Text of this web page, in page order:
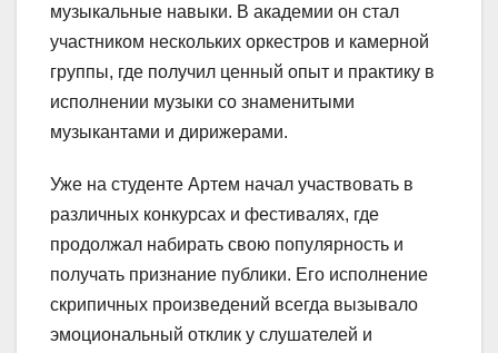
музыкальные навыки. В академии он стал
участником нескольких оркестров и камерной
группы, где получил ценный опыт и практику в
исполнении музыки со знаменитыми
музыкантами и дирижерами.
Уже на студенте Артем начал участвовать в
различных конкурсах и фестивалях, где
продолжал набирать свою популярность и
получать признание публики. Его исполнение
скрипичных произведений всегда вызывало
эмоциональный отклик у слушателей и